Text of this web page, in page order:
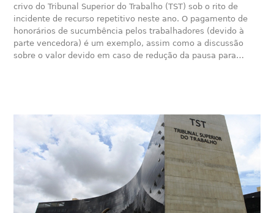
crivo do Tribunal Superior do Trabalho (TST) sob o rito de
incidente de recurso repetitivo neste ano. O pagamento de
honorários de sucumbência pelos trabalhadores (devido à
parte vencedora) é um exemplo, assim como a discussão
sobre o valor devido em caso de redução da pausa para…